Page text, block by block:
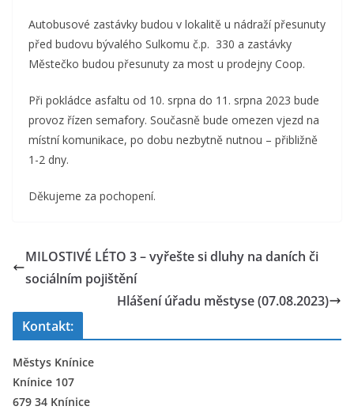
Autobusové zastávky budou v lokalitě u nádraží přesunuty
před budovu bývalého Sulkomu č.p. 330 a zastávky
Městečko budou přesunuty za most u prodejny Coop.
Při pokládce asfaltu od 10. srpna do 11. srpna 2023 bude
provoz řízen semafory. Současně bude omezen vjezd na
místní komunikace, po dobu nezbytně nutnou – přibližně
1-2 dny.
Děkujeme za pochopení.
MILOSTIVÉ LÉTO 3 – vyřešte si dluhy na daních či
sociálním pojištění
Hlášení úřadu městyse (07.08.2023)
Kontakt:
Městys Knínice
Knínice 107
679 34 Knínice